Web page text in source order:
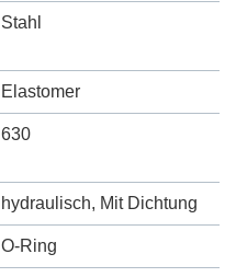
Stahl
Elastomer
630
hydraulisch, Mit Dichtung
O-Ring